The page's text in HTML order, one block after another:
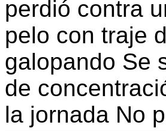
perdió contra
pelo con traje
galopando Se
de
la jornada No